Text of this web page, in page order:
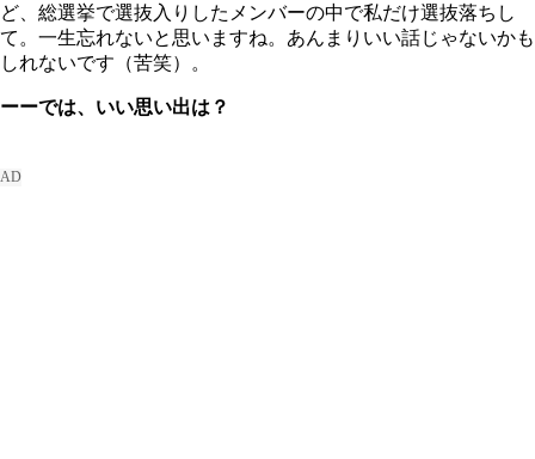
ど、総選挙で選抜入りしたメンバーの中で私だけ選抜落ちし
て。一生忘れないと思いますね。あんまりいい話じゃないかも
しれないです（苦笑）。
ーーでは、いい思い出は？